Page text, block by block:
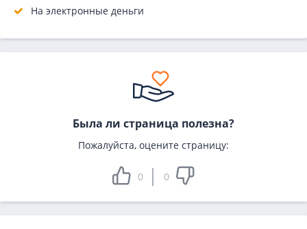
На электронные деньги
Была ли страница полезна?
Пожалуйста, оцените страницу:
0 0